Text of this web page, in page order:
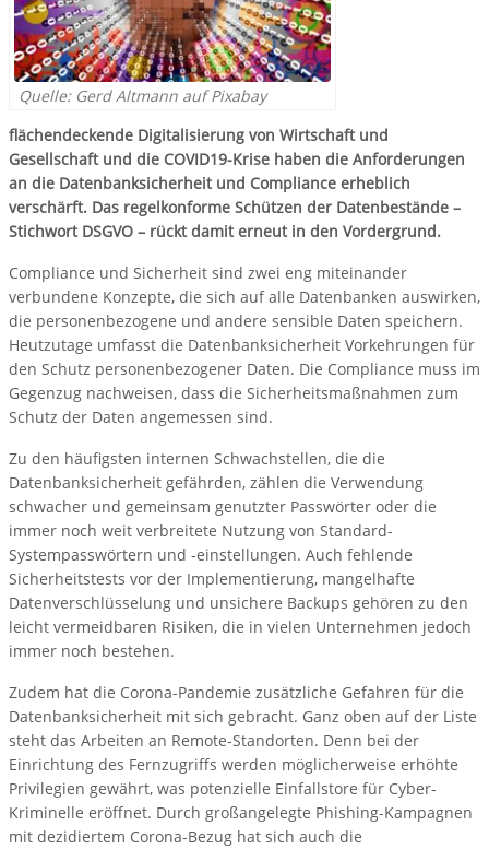
Quelle: Gerd Altmann auf Pixabay
flächendeckende Digitalisierung von Wirtschaft und
Gesellschaft und die COVID19-Krise haben die Anforderungen
an die Datenbanksicherheit und Compliance erheblich
verschärft. Das regelkonforme Schützen der Datenbestände –
Stichwort DSGVO – rückt damit erneut in den Vordergrund.
Compliance und Sicherheit sind zwei eng miteinander
verbundene Konzepte, die sich auf alle Datenbanken auswirken,
die personenbezogene und andere sensible Daten speichern.
Heutzutage umfasst die Datenbanksicherheit Vorkehrungen für
den Schutz personenbezogener Daten. Die Compliance muss im
Gegenzug nachweisen, dass die Sicherheitsmaßnahmen zum
Schutz der Daten angemessen sind.
Zu den häufigsten internen Schwachstellen, die die
Datenbanksicherheit gefährden, zählen die Verwendung
schwacher und gemeinsam genutzter Passwörter oder die
immer noch weit verbreitete Nutzung von Standard-
Systempasswörtern und -einstellungen. Auch fehlende
Sicherheitstests vor der Implementierung, mangelhafte
Datenverschlüsselung und unsichere Backups gehören zu den
leicht vermeidbaren Risiken, die in vielen Unternehmen jedoch
immer noch bestehen.
Zudem hat die Corona-Pandemie zusätzliche Gefahren für die
Datenbanksicherheit mit sich gebracht. Ganz oben auf der Liste
steht das Arbeiten an Remote-Standorten. Denn bei der
Einrichtung des Fernzugriffs werden möglicherweise erhöhte
Privilegien gewährt, was potenzielle Einfallstore für Cyber-
Kriminelle eröffnet. Durch großangelegte Phishing-Kampagnen
mit dezidiertem Corona-Bezug hat sich auch die